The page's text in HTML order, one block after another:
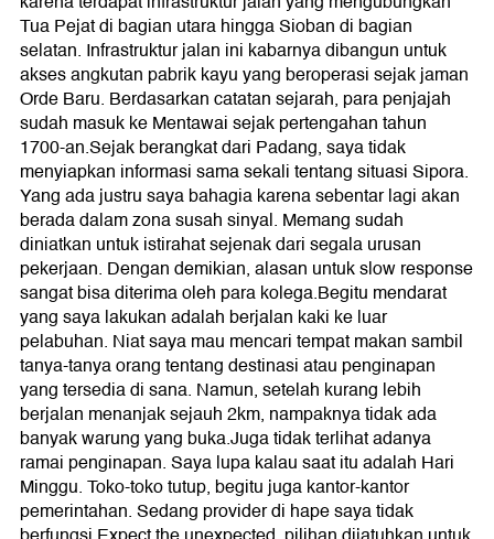
Tua Pejat di bagian utara hingga Sioban di bagian
selatan. Infrastruktur jalan ini kabarnya dibangun untuk
akses angkutan pabrik kayu yang beroperasi sejak jaman
Orde Baru. Berdasarkan catatan sejarah, para penjajah
sudah masuk ke Mentawai sejak pertengahan tahun
1700-an.Sejak berangkat dari Padang, saya tidak
menyiapkan informasi sama sekali tentang situasi Sipora.
Yang ada justru saya bahagia karena sebentar lagi akan
berada dalam zona susah sinyal. Memang sudah
diniatkan untuk istirahat sejenak dari segala urusan
pekerjaan. Dengan demikian, alasan untuk slow response
sangat bisa diterima oleh para kolega.Begitu mendarat
yang saya lakukan adalah berjalan kaki ke luar
pelabuhan. Niat saya mau mencari tempat makan sambil
tanya-tanya orang tentang destinasi atau penginapan
yang tersedia di sana. Namun, setelah kurang lebih
berjalan menanjak sejauh 2km, nampaknya tidak ada
banyak warung yang buka.Juga tidak terlihat adanya
ramai penginapan. Saya lupa kalau saat itu adalah Hari
Minggu. Toko-toko tutup, begitu juga kantor-kantor
pemerintahan. Sedang provider di hape saya tidak